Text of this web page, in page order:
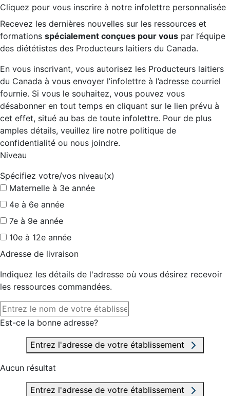
Cliquez pour vous inscrire à notre infolettre personnalisée
Recevez les dernières nouvelles sur les ressources et
formations spécialement conçues pour vous par l’équipe
des diététistes des Producteurs laitiers du Canada.
En vous inscrivant, vous autorisez les Producteurs laitiers
du Canada à vous envoyer l’infolettre à l’adresse courriel
fournie. Si vous le souhaitez, vous pouvez vous
désabonner en tout temps en cliquant sur le lien prévu à
cet effet, situé au bas de toute infolettre. Pour de plus
amples détails, veuillez lire notre politique de
confidentialité ou nous joindre.
Niveau
Spécifiez votre/vos niveau(x)
Maternelle à 3e année
4e à 6e année
7e à 9e année
10e à 12e année
Adresse de livraison
Indiquez les détails de l'adresse où vous désirez recevoir
les ressources commandées.
Est-ce la bonne adresse?
Entrez l'adresse de votre établissement
Aucun résultat
Entrez l'adresse de votre établissement